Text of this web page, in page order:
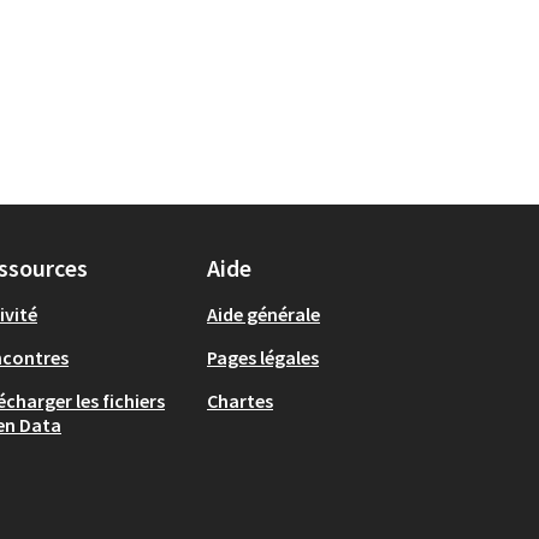
les fichiers
Data
Aide
Aide générale
Pages légales
Chartes